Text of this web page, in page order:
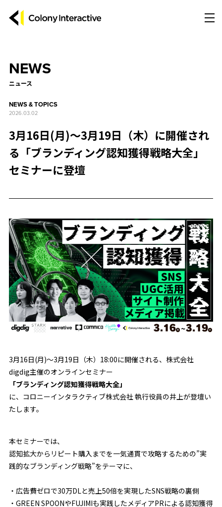
NEWS
ニュース
NEWS & TOPICS
2026.03.02
3月16日(月)〜3月19日（木）に開催され
る「ブランディング認知獲得戦略大全」
セミナーに登壇
3月16日(月)〜3月19日（木）18:00に開催される、株式会社
digdig主催のオンラインセミナー
「ブランディング認知獲得戦略大全」
に、コロニーインタラクティブ株式会社 執行役員の井上が登壇い
たします。
本セミナーでは、
認知拡大からリピート購入までを一気通貫で攻略するための”実
践的なブランディング戦略”をテーマに、
・広告費ゼロで30万DLと売上50倍を実現したSNS戦略の裏側
・GREEN SPOONやFUJIMIも実践したメディアPRによる認知獲得